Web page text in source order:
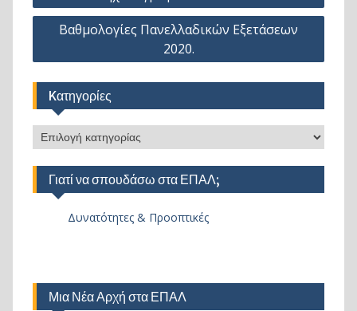
άρθρων
Βαθμολογίες Πανελλαδικών Εξετάσεων
2020.
Kατηγορίες
Kατηγορίες
Γιατί να σπουδάσω στα ΕΠΑΛ;
Δυνατότητες & Προοπτικές
Μια Νέα Αρχή στα ΕΠΑΛ